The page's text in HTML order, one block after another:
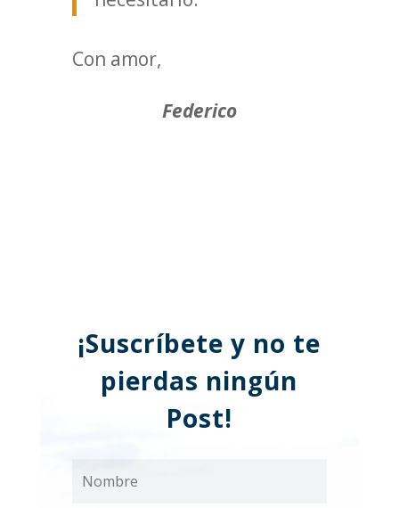
Con amor,
Federico
¡Suscríbete y no te
pierdas ningún
Post!